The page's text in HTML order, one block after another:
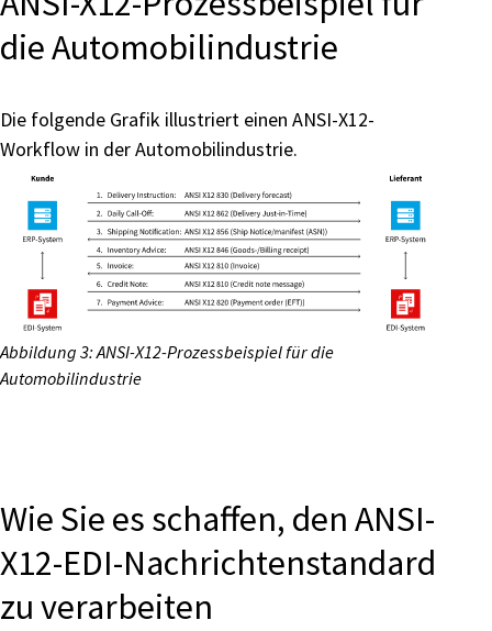
die Automobilindustrie
Die folgende Grafik illustriert einen ANSI-X12-
Workflow in der Automobilindustrie.
Abbildung 3: ANSI-X12-Prozessbeispiel für die
Automobilindustrie
Wie Sie es schaffen, den ANSI-
X12-EDI-Nachrichtenstandard
zu verarbeiten